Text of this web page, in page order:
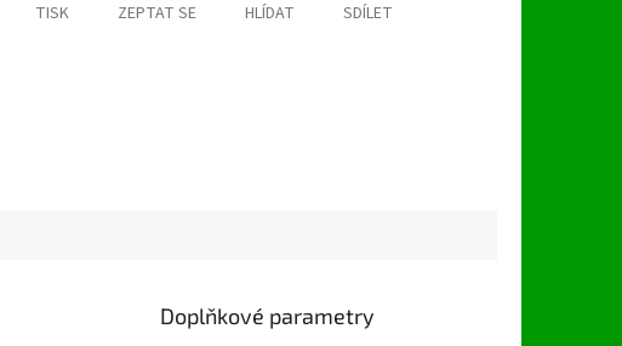
TISK ZEPTAT SE HLÍDAT SDÍLET
Doplňkové parametry